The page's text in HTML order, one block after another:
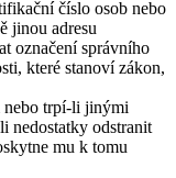
číslo osob nebo
jinou adresu
označení správního
které stanoví zákon,
nebo trpí-li jinými
nedostatky odstranit
mu k tomu